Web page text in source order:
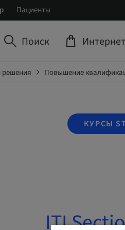
Пациенты
Поиск
решения Повышение
КУРСЫ
ITI